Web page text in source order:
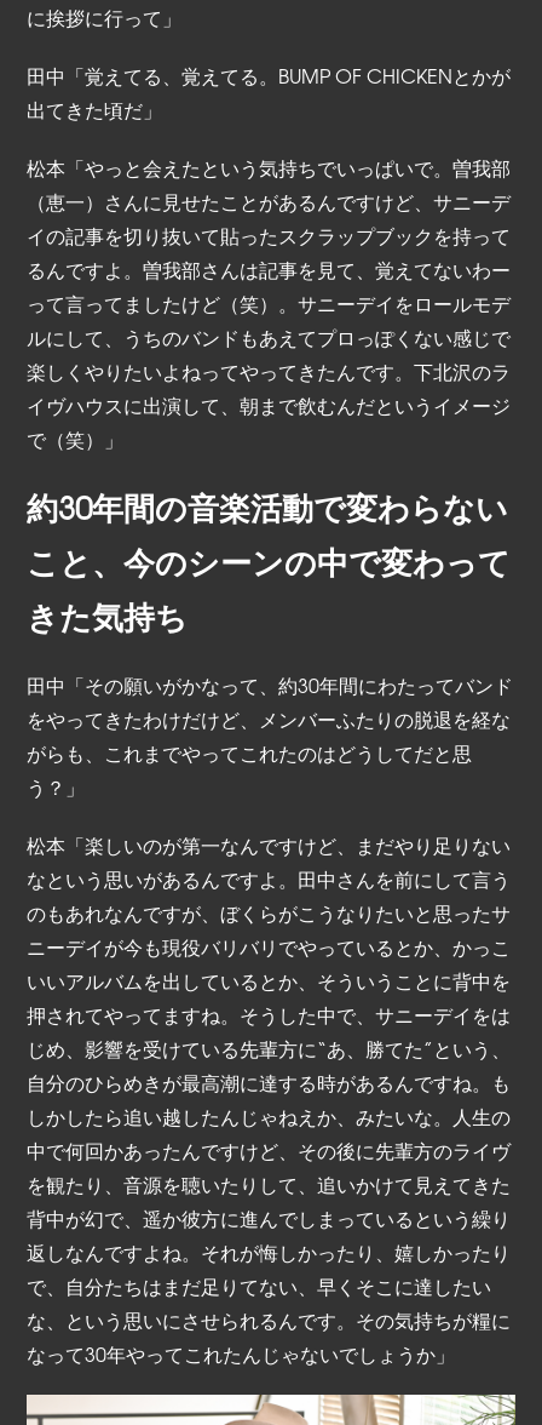
に挨拶に行って」
田中「覚えてる、覚えてる。BUMP OF CHICKENとかが
出てきた頃だ」
松本「やっと会えたという気持ちでいっぱいで。曽我部
（恵一）さんに見せたことがあるんですけど、サニーデ
イの記事を切り抜いて貼ったスクラップブックを持って
るんですよ。曽我部さんは記事を見て、覚えてないわー
って言ってましたけど（笑）。サニーデイをロールモデ
ルにして、うちのバンドもあえてプロっぽくない感じで
楽しくやりたいよねってやってきたんです。下北沢のラ
イヴハウスに出演して、朝まで飲むんだというイメージ
で（笑）」
約30年間の音楽活動で変わらない
こと、今のシーンの中で変わって
きた気持ち
田中「その願いがかなって、約30年間にわたってバンド
をやってきたわけだけど、メンバーふたりの脱退を経な
がらも、これまでやってこれたのはどうしてだと思
う？」
松本「楽しいのが第一なんですけど、まだやり足りない
なという思いがあるんですよ。田中さんを前にして言う
のもあれなんですが、ぼくらがこうなりたいと思ったサ
ニーデイが今も現役バリバリでやっているとか、かっこ
いいアルバムを出しているとか、そういうことに背中を
押されてやってますね。そうした中で、サニーデイをは
じめ、影響を受けている先輩方に“あ、勝てた”という、
自分のひらめきが最高潮に達する時があるんですね。も
しかしたら追い越したんじゃねえか、みたいな。人生の
中で何回かあったんですけど、その後に先輩方のライヴ
を観たり、音源を聴いたりして、追いかけて見えてきた
背中が幻で、遥か彼方に進んでしまっているという繰り
返しなんですよね。それが悔しかったり、嬉しかったり
で、自分たちはまだ足りてない、早くそこに達したい
な、という思いにさせられるんです。その気持ちが糧に
なって30年やってこれたんじゃないでしょうか」